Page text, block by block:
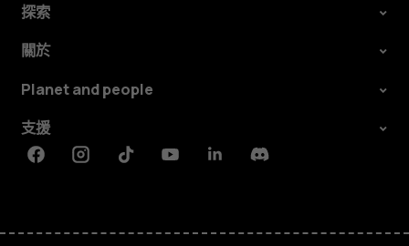
探索
關於
Planet and people
支援
FacebookInstagramTiktokYoutubeLinkedinDiscord